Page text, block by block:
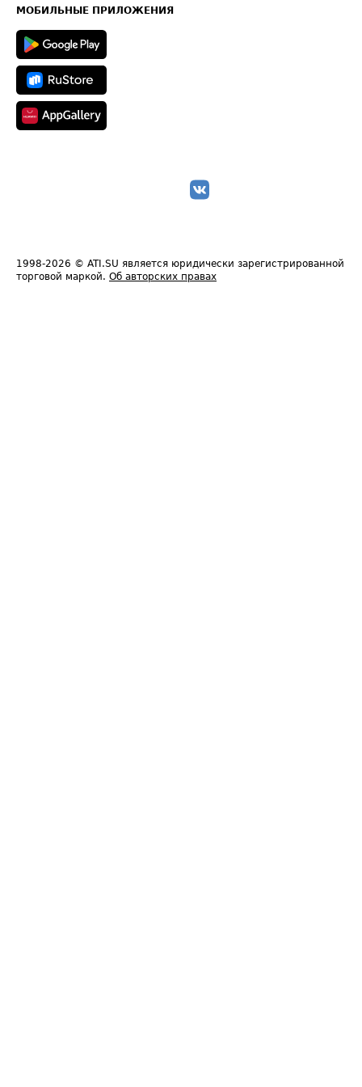
Техническая информация
МОБИЛЬНЫЕ ПРИЛОЖЕНИЯ
1998-2026 © ATI.SU является юридически зарегистрированной
торговой маркой. Об авторских правах